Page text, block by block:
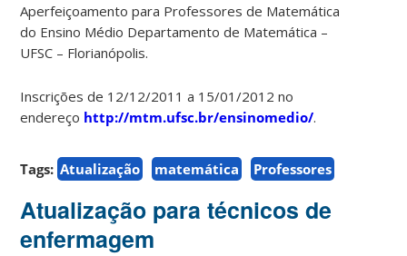
Aperfeiçoamento para Professores de Matemática
do Ensino Médio Departamento de Matemática –
UFSC – Florianópolis.
Inscrições de 12/12/2011 a 15/01/2012 no
endereço http://mtm.ufsc.br/ensinomedio/.
Tags: Atualização matemática Professores
Atualização para técnicos de
enfermagem